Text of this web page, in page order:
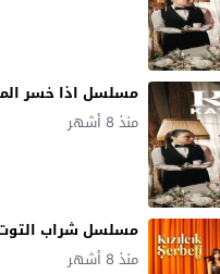
مسلسل اذا خسر
منذ 8 أشهر
مسلسل شراب التوت
منذ 8 أشهر